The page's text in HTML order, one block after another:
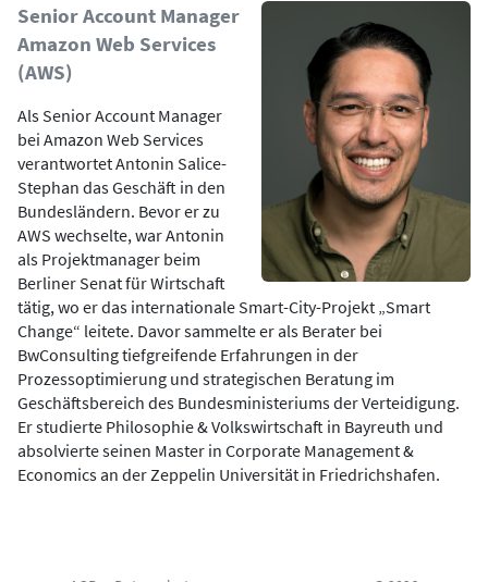
Bild
Senior Account Manager
Amazon Web Services
(AWS)
Als Senior Account Manager
bei Amazon Web Services
verantwortet Antonin Salice-
Stephan das Geschäft in den
Bundesländern. Bevor er zu
AWS wechselte, war Antonin
als Projektmanager beim
Berliner Senat für Wirtschaft
tätig, wo er das internationale Smart-City-Projekt „Smart
Change“ leitete. Davor sammelte er als Berater bei
BwConsulting tiefgreifende Erfahrungen in der
Prozessoptimierung und strategischen Beratung im
Geschäftsbereich des Bundesministeriums der Verteidigung.
Er studierte Philosophie & Volkswirtschaft in Bayreuth und
absolvierte seinen Master in Corporate Management &
Economics an der Zeppelin Universität in Friedrichshafen.